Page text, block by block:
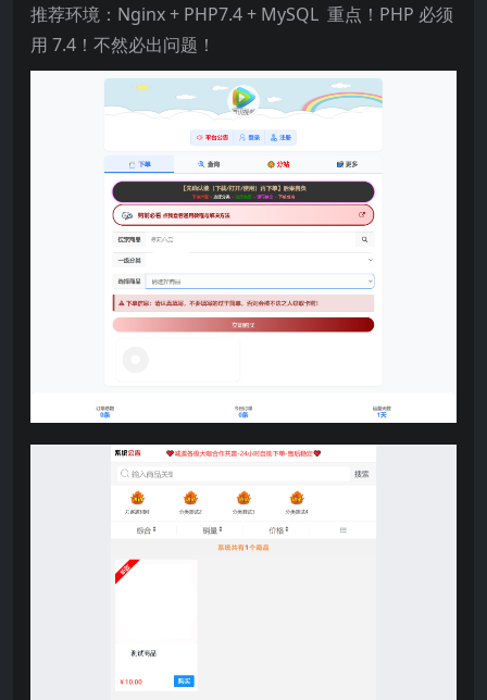
推荐环境：Nginx + PHP7.4 + MySQL 重点！PHP 必须
用 7.4！不然必出问题！